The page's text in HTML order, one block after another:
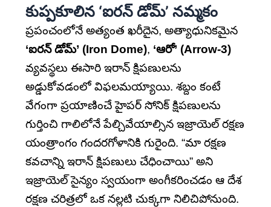
కుప్పకూలిన ‘ఐరన్ డోమ్’ నమ్మకం
ప్రపంచంలోనే అత్యంత ఖరీదైన, అత్యాధునికమైన
‘ఐరన్ డోమ్’ (Iron Dome), ‘ఆరో’ (Arrow-3)
వ్యవస్థలు ఈసారి ఇరాన్ క్షిపణులను
అడ్డుకోవడంలో విఫలమయ్యాయి. శబ్దం కంటే
వేగంగా ప్రయాణించే హైపర్ సోనిక్ క్షిపణులను
గుర్తించి గాలిలోనే పేల్చివేయాల్సిన ఇజ్రాయెల్ రక్షణ
యంత్రాంగం గందరగోళానికి గురైంది. “మా రక్షణ
కవచాన్ని ఇరాన్ క్షిపణులు చేధించాయి” అని
ఇజ్రాయెల్ సైన్యం స్వయంగా అంగీకరించడం ఆ దేశ
రక్షణ చరిత్రలో ఒక నల్లటి చుక్కగా నిలిచిపోనుంది.